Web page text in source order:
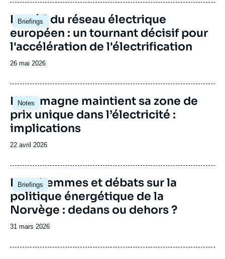
publication
Briefings
Image
principale
Le défi du réseau électrique
européen : un tournant décisif pour
l'accélération de l'électrification
Date
publication
26 mai 2026
Notes
Image
principale
L’Allemagne maintient sa zone de
prix unique dans l’électricité :
implications
Date
publication
22 avril 2026
Briefings
Image
principale
Les dilemmes et débats sur la
politique énergétique de la
Norvège : dedans ou dehors ?
Date
publication
31 mars 2026